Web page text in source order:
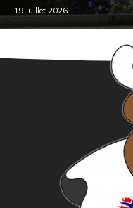
19 juillet 2026